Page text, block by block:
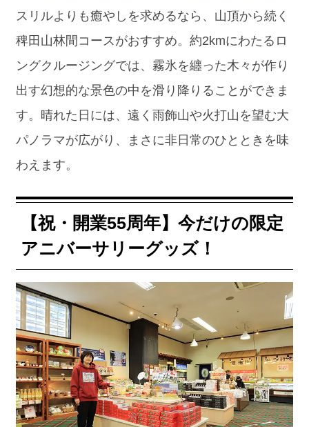
スリルよりも癒やしを求めるなら、山頂から続く
稗田山林間コースがおすすめ。約2kmにわたるロ
ングクルージングでは、霧氷を纏った木々が作り
出す幻想的な景色の中を滑り降りることができま
す。晴れた日には、遠く雨飾山や火打山を望む大
パノラマが広がり、まさに非日常のひとときを味
わえます。
【祝・開業55周年】今だけの限定
アニバーサリーグッズ！